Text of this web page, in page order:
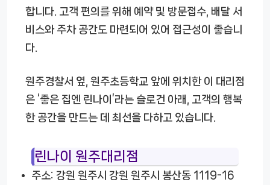
합니다. 고객 편의를 위해 예약 및 방문접수, 배달 서
비스와 주차 공간도 마련되어 있어 접근성이 좋습니
다.
원주경찰서 옆, 원주초등학교 앞에 위치한 이 대리점
은 ‘좋은 집엔 린나이’라는 슬로건 아래, 고객의 행복
한 공간을 만드는 데 최선을 다하고 있습니다.
린나이 원주대리점
주소: 강원 원주시 강원 원주시 봉산동 1119-16